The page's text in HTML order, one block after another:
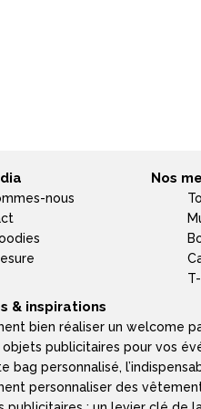
nous
Nos
& inspirations
bien réaliser un welcome
objets publicitaires pour vos
bag personnalisé,
personnaliser des